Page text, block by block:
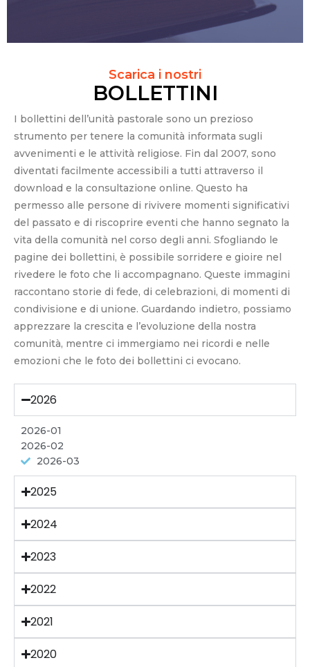
Scarica i nostri
BOLLETTINI
I bollettini dell’unità pastorale sono un prezioso
strumento per tenere la comunità informata sugli
avvenimenti e le attività religiose. Fin dal 2007, sono
diventati facilmente accessibili a tutti attraverso il
download e la consultazione online. Questo ha
permesso alle persone di rivivere momenti significativi
del passato e di riscoprire eventi che hanno segnato la
vita della comunità nel corso degli anni. Sfogliando le
pagine dei bollettini, è possibile sorridere e gioire nel
rivedere le foto che li accompagnano. Queste immagini
raccontano storie di fede, di celebrazioni, di momenti di
condivisione e di unione. Guardando indietro, possiamo
apprezzare la crescita e l’evoluzione della nostra
comunità, mentre ci immergiamo nei ricordi e nelle
emozioni che le foto dei bollettini ci evocano.
2026
2026-01
2026-02
2026-03
2025
2024
2023
2022
2021
2020